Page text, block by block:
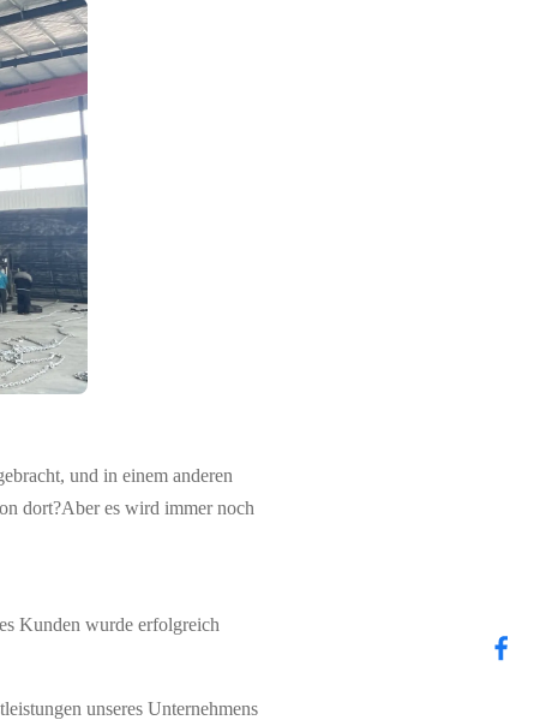
und in einem anderen
dort?Aber es wird immer noch
Kunden wurde erfolgreich
unseres Unternehmens